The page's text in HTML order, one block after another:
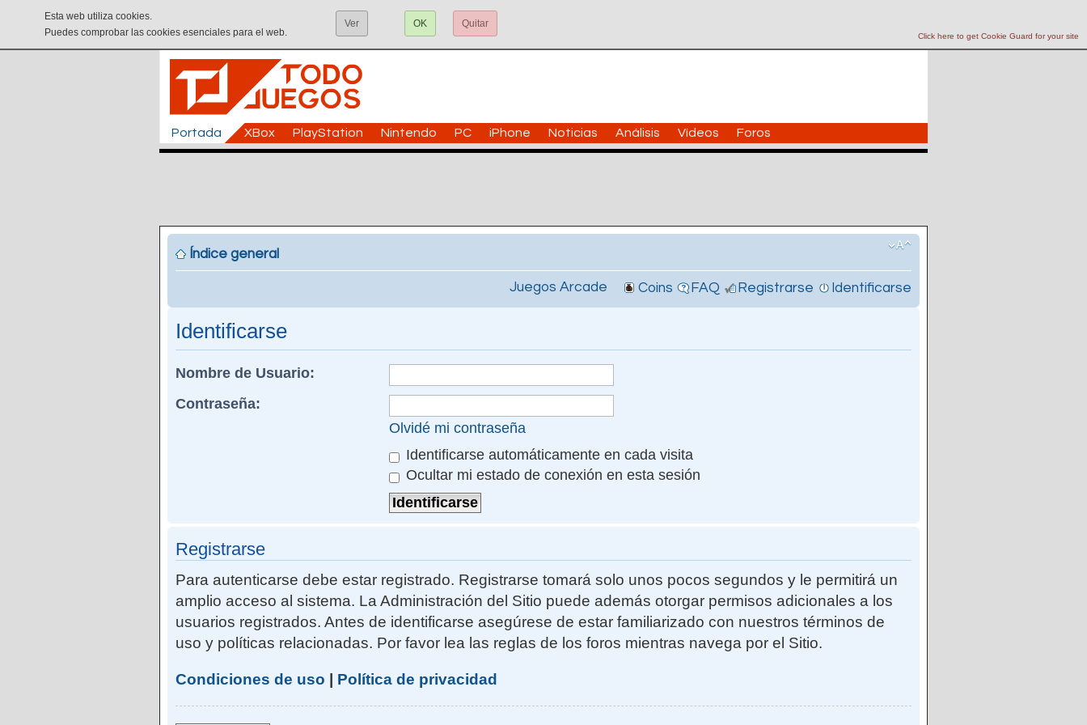
Click here to get Cookie Guard for your site
Esta web utiliza cookies.
Puedes comprobar las cookies esenciales para el web.
Ver OK Quitar
Portada XBox PlayStation Nintendo PC iPhone Noticias Análisis Vídeos Foros
Índice general
Juegos Arcade Coins FAQ Registrarse Identificarse
Identificarse
Nombre de Usuario:
Contraseña:
Olvidé mi contraseña
Identificarse automáticamente en cada visita
Ocultar mi estado de conexión en esta sesión
Registrarse
Para autenticarse debe estar registrado. Registrarse tomará solo unos pocos segundos y le permitirá un
amplio acceso al sistema. La Administración del Sitio puede además otorgar permisos adicionales a los
usuarios registrados. Antes de identificarse asegúrese de estar familiarizado con nuestros términos de
uso y políticas relacionadas. Por favor lea las reglas de los foros mientras navega por el Sitio.
Condiciones de uso Política de privacidad